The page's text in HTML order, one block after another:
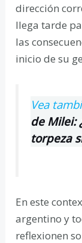
dirección
llega tarde
las
inicio de su
Vea
de Milei:
torpeza
En este
argentino y
reflexionen